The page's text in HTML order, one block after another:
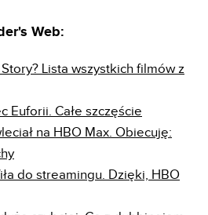
Web:
Lista wszystkich filmów z
Euforii. Całe szczęście
na HBO Max. Obiecuję:
do streamingu. Dzięki, HBO